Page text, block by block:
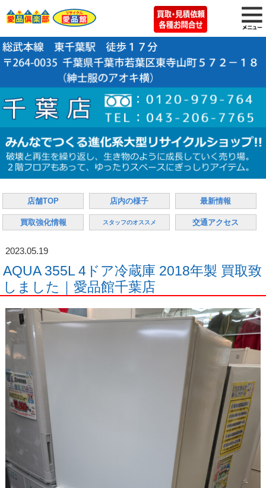
店舗TOP 店内の様子 最新情報
買取強化情報 スタッフのオススメ 交通アクセス
2023.05.19
AQUA 355L 4ドア冷蔵庫 2018年製 買取致
しました｜愛品館千葉店